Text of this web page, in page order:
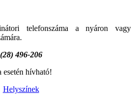
telefonszáma a nyáron vagy
(28) 496-206
esetén hívható!
Helyszínek